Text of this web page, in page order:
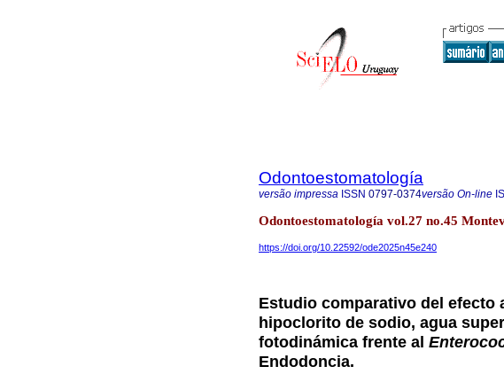
Odontoestomatología
versão impressa ISSN 0797-0374versão On-line
Odontoestomatología vol.27 no.45
https://doi.org/10.22592/ode2025n45e240
Estudio comparativo del efecto
hipoclorito de sodio, agua
fotodinámica frente al
Endodoncia.